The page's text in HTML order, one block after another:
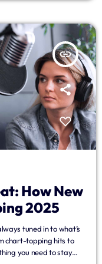
insert_link
How New
2025
tuned in to what’s
chart-topping hits to
you need to stay